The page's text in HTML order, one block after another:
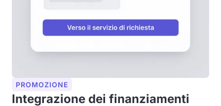
PROMOZIONE
Integrazione dei finanziamenti